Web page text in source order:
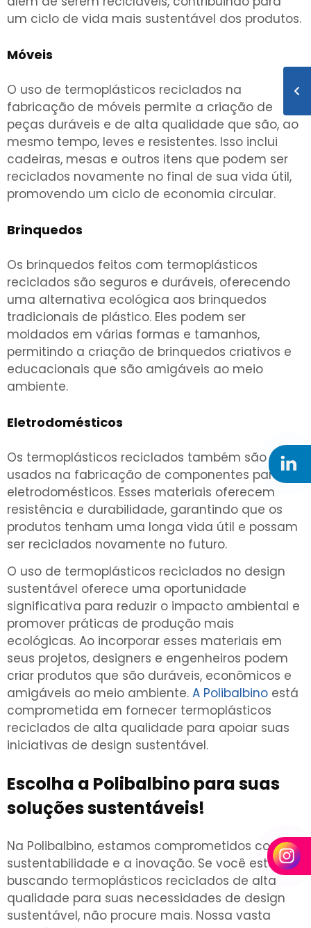
um ciclo de vida mais sustentável dos produtos.
Móveis
O uso de termoplásticos reciclados na
fabricação de móveis permite a criação de
peças duráveis e de alta qualidade que são, ao
mesmo tempo, leves e resistentes. Isso inclui
cadeiras, mesas e outros itens que podem ser
reciclados novamente no final de sua vida útil,
promovendo um ciclo de economia circular.
Brinquedos
Os brinquedos feitos com termoplásticos
reciclados são seguros e duráveis, oferecendo
uma alternativa ecológica aos brinquedos
tradicionais de plástico. Eles podem ser
moldados em várias formas e tamanhos,
permitindo a criação de brinquedos criativos e
educacionais que são amigáveis ao meio
ambiente.
Eletrodomésticos
Os termoplásticos reciclados também são
usados na fabricação de componentes para
eletrodomésticos. Esses materiais oferecem
resistência e durabilidade, garantindo que os
produtos tenham uma longa vida útil e possam
ser reciclados novamente no futuro.
O uso de termoplásticos reciclados no design
sustentável oferece uma oportunidade
significativa para reduzir o impacto ambiental e
promover práticas de produção mais
ecológicas. Ao incorporar esses materiais em
seus projetos, designers e engenheiros podem
criar produtos que são duráveis, econômicos e
amigáveis ao meio ambiente. A Polibalbino está
comprometida em fornecer termoplásticos
reciclados de alta qualidade para apoiar suas
iniciativas de design sustentável.
Escolha a Polibalbino para suas
soluções sustentáveis!
Na Polibalbino, estamos comprometidos com a
sustentabilidade e a inovação. Se você está
buscando termoplásticos reciclados de alta
qualidade para suas necessidades de design
sustentável, não procure mais. Nossa vasta